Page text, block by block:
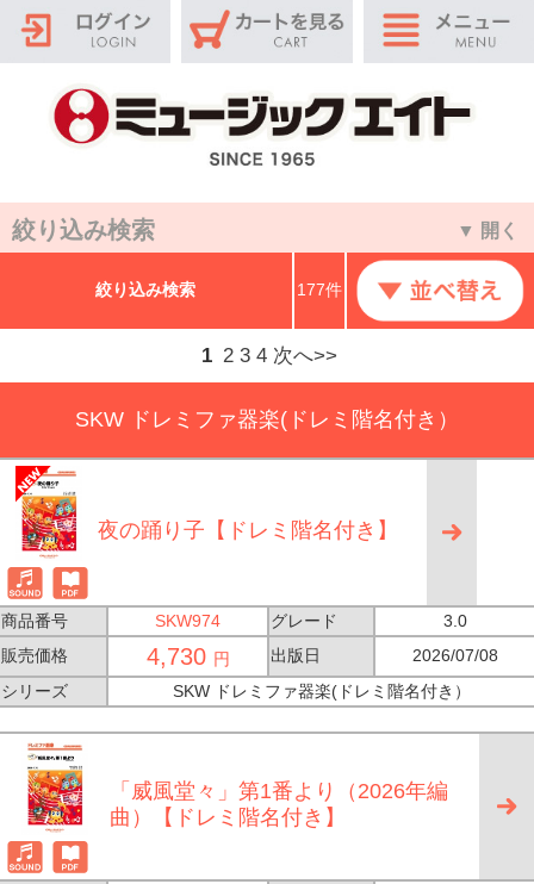
絞り込み検索 ▼ 開く
絞り込み検索 177件
1 2 3 4 次へ>>
SKW ドレミファ器楽(ドレミ階名付き）
夜の踊り子【ドレミ階名付き】
商品番号 SKW974 グレード
3.0
販売価格
4,730 円 出版日
2026/07/08
シリーズ
SKW ドレミファ器楽(ドレミ階名付き）
「威風堂々」第1番より（2026年編
曲）【ドレミ階名付き】